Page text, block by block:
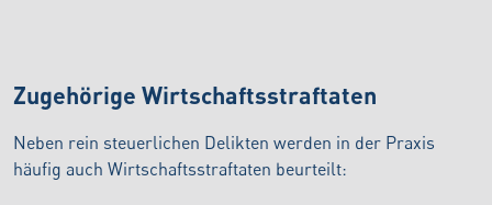
Zugehörige Wirtschaftsstraftaten
Neben rein steuerlichen Delikten werden in der Praxis
häufig auch Wirtschaftsstraftaten beurteilt: